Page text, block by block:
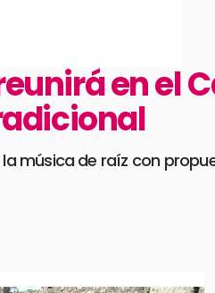
en el
música de raíz con